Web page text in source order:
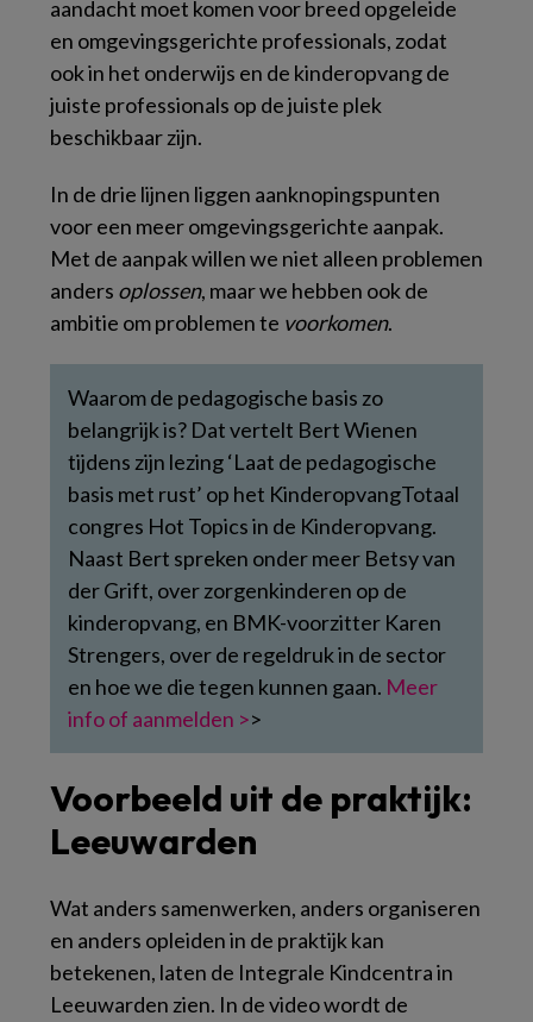
aandacht moet komen voor breed opgeleide
en omgevingsgerichte professionals, zodat
ook in het onderwijs en de kinderopvang de
juiste professionals op de juiste plek
beschikbaar zijn.
In de drie lijnen liggen aanknopingspunten
voor een meer omgevingsgerichte aanpak.
Met de aanpak willen we niet alleen problemen
anders oplossen, maar we hebben ook de
ambitie om problemen te voorkomen.
Waarom de pedagogische basis zo
belangrijk is? Dat vertelt Bert Wienen
tijdens zijn lezing ‘Laat de pedagogische
basis met rust’ op het KinderopvangTotaal
congres Hot Topics in de Kinderopvang.
Naast Bert spreken onder meer Betsy van
der Grift, over zorgenkinderen op de
kinderopvang, en BMK-voorzitter Karen
Strengers, over de regeldruk in de sector
en hoe we die tegen kunnen gaan. Meer
info of aanmelden >>
Voorbeeld uit de praktijk:
Leeuwarden
Wat anders samenwerken, anders organiseren
en anders opleiden in de praktijk kan
betekenen, laten de Integrale Kindcentra in
Leeuwarden zien. In de video wordt de